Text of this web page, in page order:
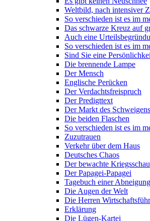
Weltbild, nach intensiver
So verschieden ist es im
Das schwarze Kreuz auf
Auch eine
So verschieden ist es im
Sind Sie eine
Die brennende Lampe
Der Mensch
Englische Perücken
Der Verdachtsfreispruch
Der Predigttext
Der Markt des Schweigens
Die beiden Flaschen
So verschieden ist es im
Zuzutrauen
Verkehr über dem Haus
Deutsches Chaos
Der bewachte
Der Papagei-Papagei
Tagebuch einer Abneigung
Die Augen der Welt
Die Herren
Erklärung
Die Lügen-Kartei